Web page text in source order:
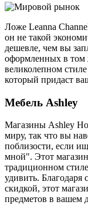
Ложе Leanna
он не такой
дешевле, чем вы
оформленных в том
великолепном
который придаст
Мебель Ashley
Магазины Ashley
миру, так что вы
поблизости, если
мной". Этот
традиционном
удивить. Благодаря
скидкой, этот
предметов в вашем